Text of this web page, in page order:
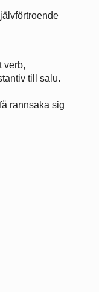
verb,
till salu.
rannsaka sig